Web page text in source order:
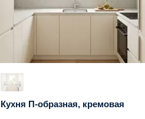
Кухня П-образная, кремовая